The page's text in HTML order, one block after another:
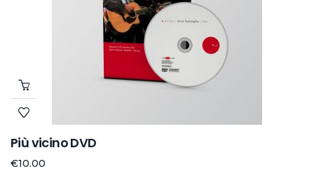
Più vicino DVD
€10.00